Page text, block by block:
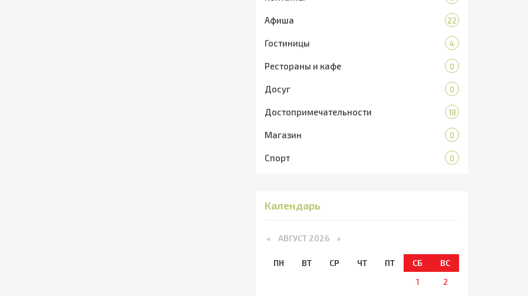
Афиша 22
Гостиницы 4
Рестораны и кафе 0
Досуг 0
Достопримечательности 18
Магазин 0
Спорт 0
Календарь
« АВГУСТ 2026 »
ПН ВТ СР ЧТ ПТ СБ
ВС
1
2